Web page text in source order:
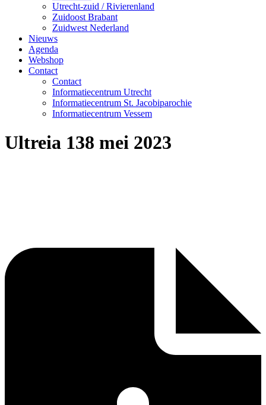
Utrecht-zuid / Rivierenland
Zuidoost Brabant
Zuidwest Nederland
Nieuws
Agenda
Webshop
Contact
Contact
Informatiecentrum Utrecht
Informatiecentrum St. Jacobiparochie
Informatiecentrum Vessem
Ultreia 138 mei 2023